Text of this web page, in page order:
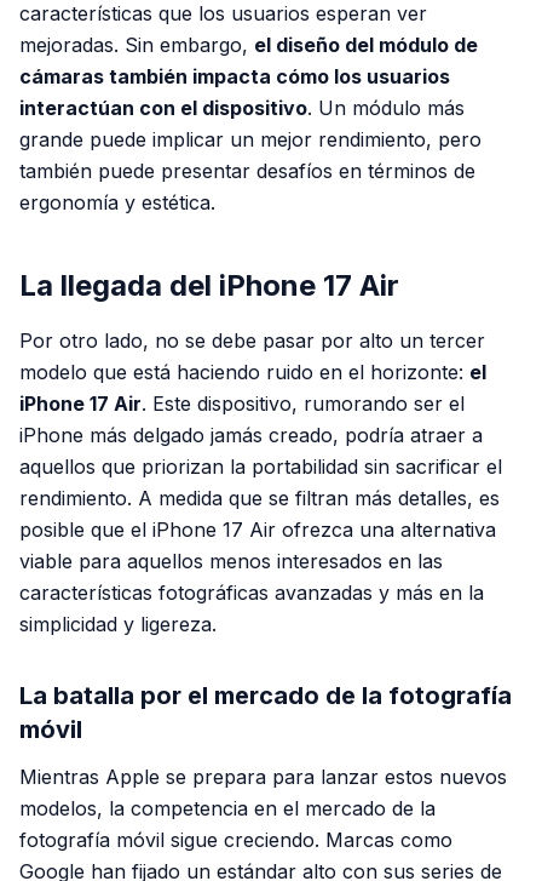
características que los usuarios esperan ver
mejoradas. Sin embargo, el diseño del módulo de
cámaras también impacta cómo los usuarios
interactúan con el dispositivo. Un módulo más
grande puede implicar un mejor rendimiento, pero
también puede presentar desafíos en términos de
ergonomía y estética.
La llegada del iPhone 17 Air
Por otro lado, no se debe pasar por alto un tercer
modelo que está haciendo ruido en el horizonte: el
iPhone 17 Air. Este dispositivo, rumorando ser el
iPhone más delgado jamás creado, podría atraer a
aquellos que priorizan la portabilidad sin sacrificar el
rendimiento. A medida que se filtran más detalles, es
posible que el iPhone 17 Air ofrezca una alternativa
viable para aquellos menos interesados en las
características fotográficas avanzadas y más en la
simplicidad y ligereza.
La batalla por el mercado de la fotografía
móvil
Mientras Apple se prepara para lanzar estos nuevos
modelos, la competencia en el mercado de la
fotografía móvil sigue creciendo. Marcas como
Google han fijado un estándar alto con sus series de